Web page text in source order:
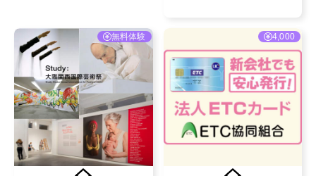
無料体験 4,000